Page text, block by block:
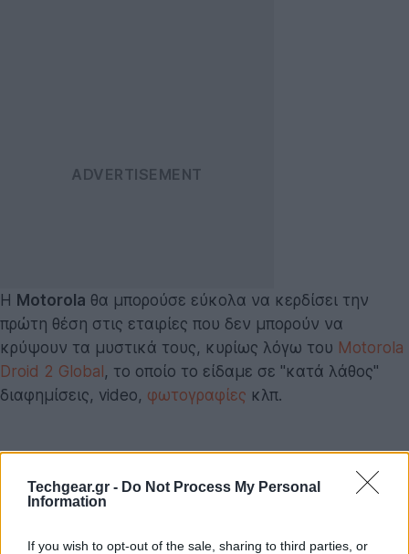
Techgear.gr - Do Not Process My Personal
Information
If you wish to opt-out of the sale, sharing to third parties, or
Η Motorola θα μπορούσε εύκολα να κερδίσει την
πρώτη θέση στις εταιρίες που δεν μπορούν να
κρύψουν τα μυστικά τους, κυρίως λόγω του Motorola
Droid 2 Global, το οποίο το είδαμε σε "κατά λάθος"
διαφημίσεις, video, φωτογραφίες κλπ.